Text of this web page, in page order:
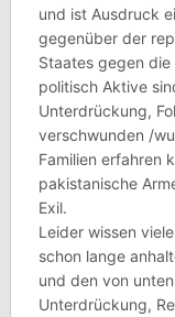
und ist Ausdruck
gegenüber der
Staates gegen die
politisch Aktive
Unterdrückung,
verschwunden /
Familien erfahren
pakistanische
Exil.
Leider wissen
schon lange
und den von
Unterdrückung,